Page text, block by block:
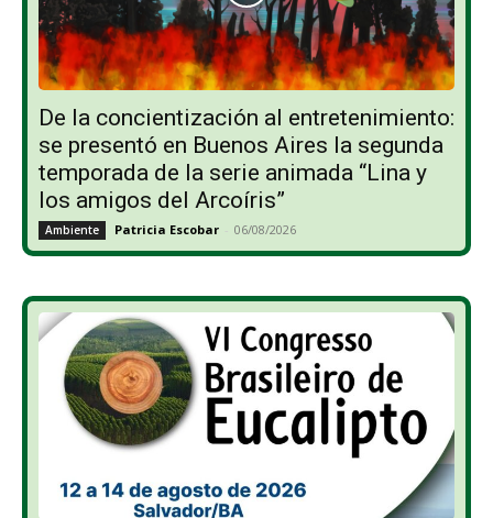
De la concientización al entretenimiento:
se presentó en Buenos Aires la segunda
temporada de la serie animada “Lina y
los amigos del Arcoíris”
Ambiente Patricia Escobar - 06/08/2026